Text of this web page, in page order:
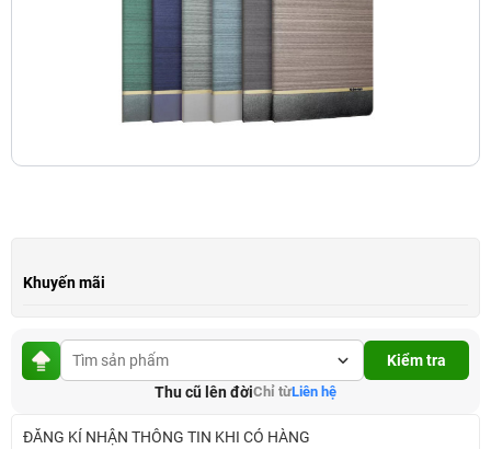
Khuyến mãi
Kiểm tra
Thu cũ lên đờiChỉ từLiên hệ
ĐĂNG KÍ NHẬN THÔNG TIN KHI CÓ HÀNG